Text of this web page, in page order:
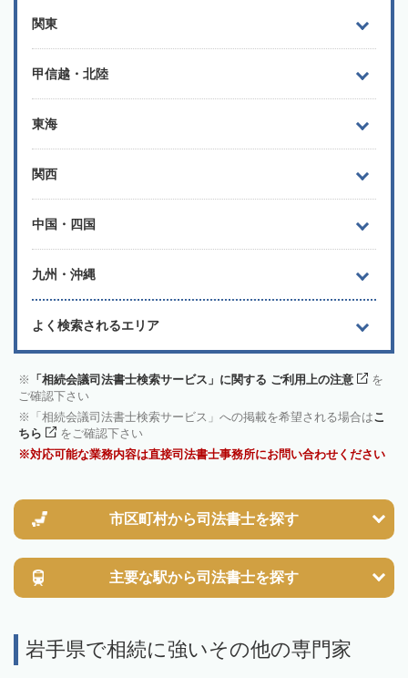
関東
甲信越・北陸
東海
関西
中国・四国
九州・沖縄
よく検索されるエリア
「相続会議司法書士検索サービス」に関する ご利用上の注意
を
ご確認下さい
「相続会議司法書士検索サービス」への掲載を希望される場合はこ
ちら
をご確認下さい
対応可能な業務内容は直接司法書士事務所にお問い合わせください
市区町村から司法書士を探す
主要な駅から司法書士を探す
岩手県で相続に強いその他の専門家